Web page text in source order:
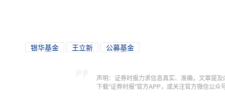
银华基金 王立新 公募基金
声明：证券时报力求信息真实、准确，文章提
下载"证券时报"官方APP，或关注官方微信公